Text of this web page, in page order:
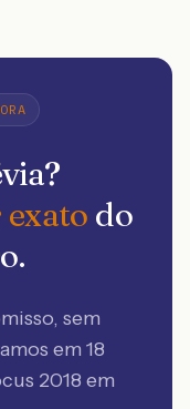
do
sem
em 18
2018 em